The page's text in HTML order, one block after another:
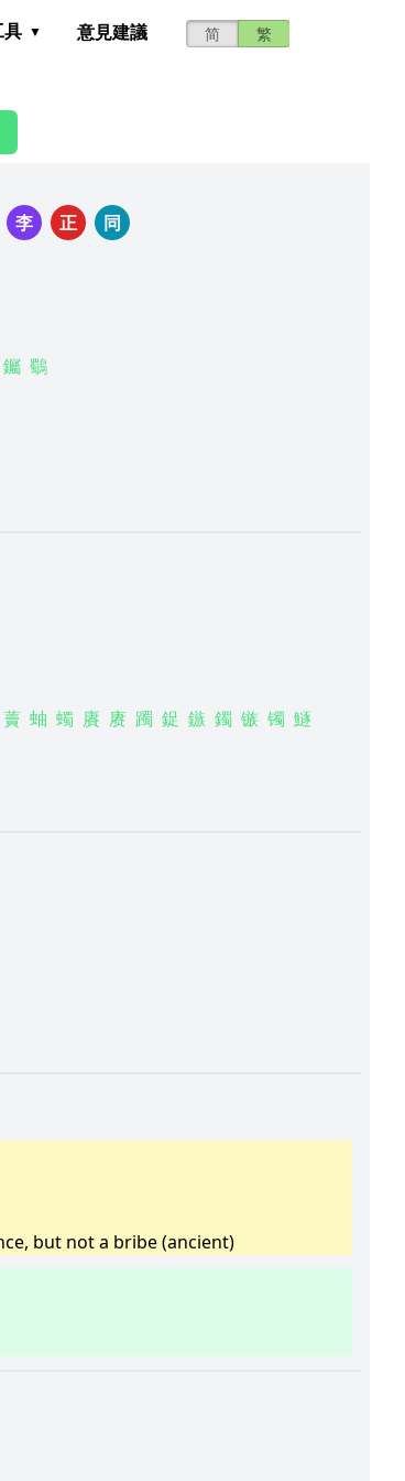
简 繁
意見建議
李 正
同
钃 鸀
藚 蚰 蠋 賡 赓 躅 鋜 鏃 鐲 镞 镯 鱁
but not a bribe (ancient)